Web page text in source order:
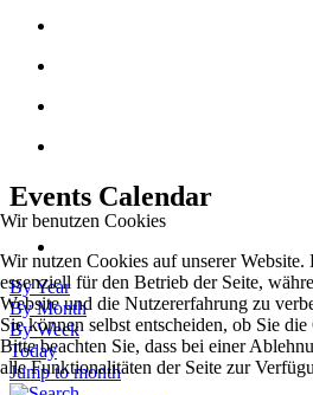
Events Calendar
By Year
By Month
By Week
Today
Jump to month
Wir benutzen Cookies
Wir nutzen Cookies auf unserer
essenziell für den Betrieb der Seite,
Website und die Nutzererfahrung zu
Sie können selbst entscheiden, ob Sie
Bitte beachten Sie, dass bei einer
alle Funktionalitäten der Seite zur